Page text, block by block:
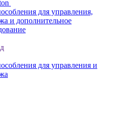
для управления,
и дополнительное
для управления и